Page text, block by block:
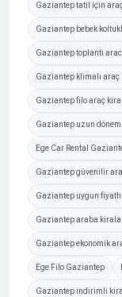
Gaziantep tatil için
Gaziantep bebek
Gaziantep toplantı
Gaziantep klimalı
Gaziantep filo araç
Gaziantep uzun
Ege Car Rental
Gaziantep güvenilir
Gaziantep uygun
Gaziantep araba
Gaziantep ekonomik
Ege Filo Gaziantep
Gaziantep indirimli